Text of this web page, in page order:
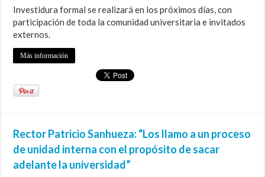
Investidura formal se realizará en los próximos días, con
participación de toda la comunidad universitaria e invitados
externos.
Más información
Rector Patricio Sanhueza: “Los llamo a un proceso
de unidad interna con el propósito de sacar
adelante la universidad”